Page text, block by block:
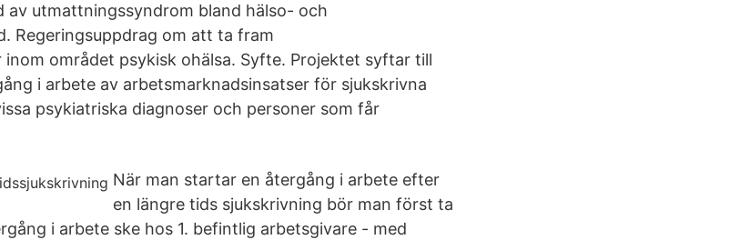
av utmattningssyndrom bland hälso- och
Regeringsuppdrag om att ta fram
inom området psykisk ohälsa. Syfte. Projektet syftar till
i arbete av arbetsmarknadsinsatser för sjukskrivna
psykiatriska diagnoser och personer som får
När man startar en återgång i arbete efter
en längre tids sjukskrivning bör man först ta
i arbete ske hos 1. befintlig arbetsgivare - med